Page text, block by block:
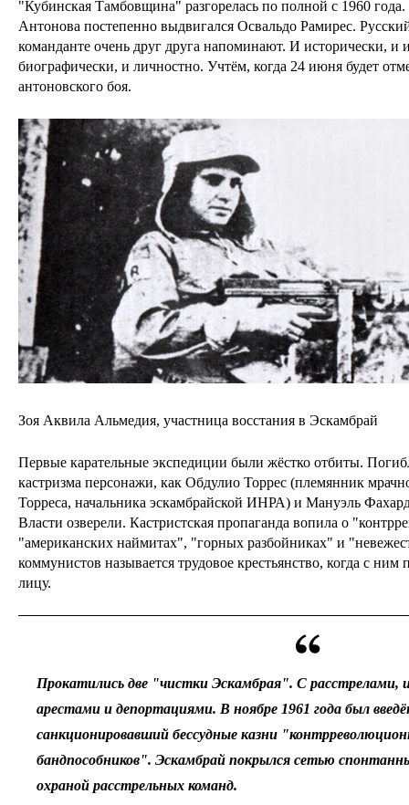
"Кубинская Тамбовщина" разгорелась по полной с 1960
Антонова постепенно выдвигался Освальдо Рамирес.
команданте очень друг друга напоминают. И исторически, и
биографически, и личностно. Учтём, когда 24 июня будет
антоновского боя.
Зоя Аквила Альмедия, участница восстания в Эскамбрай
Первые карательные экспедиции были жёстко отбиты.
кастризма персонажи, как Обдулио Торрес (племянник
Торреса, начальника эскамбрайской ИНРА) и Мануэль
Власти озверели. Кастристская пропаганда вопила о
"американских наймитах", "горных разбойниках" и
коммунистов называется трудовое крестьянство, когда с
лицу.
Прокатились две "чистки Эскамбрая". С расстрелами,
арестами и депортациями. В ноябре 1961 года был
санкционировавший бессудные казни
бандпособников". Эскамбрай покрылся сетью
охраной расстрельных команд.